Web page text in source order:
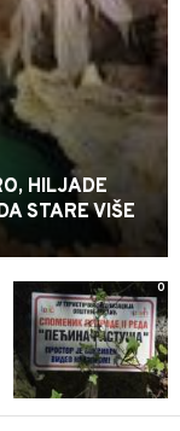
HILJADE
STARE VIŠE
0